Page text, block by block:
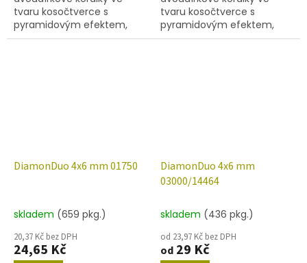
tvaru kosočtverce s
pyramidovým efektem,
velikost 4x6 mm, obsah
tvaru kosočtverce s
pyramidovým efektem,
velikost 4x6 mm, obsah
DiamonDuo 4x6 mm 01750
skladem (659 pkg.)
20,37 Kč bez DPH
24,65 Kč
DiamonDuo 4x6 mm
03000/14464
skladem (436 pkg.)
od 23,97 Kč bez DPH
od 29 Kč